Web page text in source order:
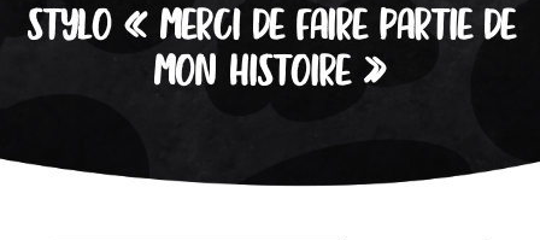
STYLO « MERCI DE FAIRE PARTIE DE
MON HISTOIRE »